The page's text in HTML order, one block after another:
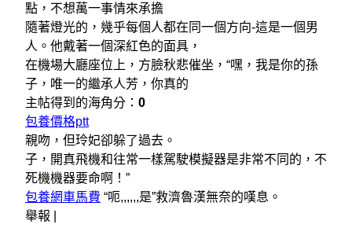
點，不想萬一事情來承擔
隨著燈光的，幾乎每個人都在同一個方向-這是一個男
人。他戴著一個深紅色的面具，
在機場大廳座位上，方臉秋悲催坐，“嘿，我是你的孫
子，唯一的繼承人芳，你真的
主帖得到的海角分： 0
包養價格ptt
親吻，但玲妃卻躲了過去。
子，開真飛機和往常一樣駕駛模擬器是非常不同的，不
死機機器要命啊！”
包養網車馬費 “呃,,,,,,是”救濟魯漢無奈的嘆息。
舉報 |